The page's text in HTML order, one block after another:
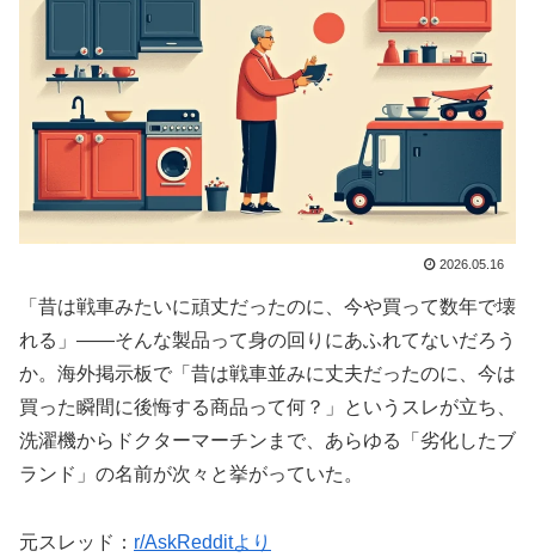
2026.05.16
「昔は戦車みたいに頑丈だったのに、今や買って数年で壊
れる」——そんな製品って身の回りにあふれてないだろう
か。海外掲示板で「昔は戦車並みに丈夫だったのに、今は
買った瞬間に後悔する商品って何？」というスレが立ち、
洗濯機からドクターマーチンまで、あらゆる「劣化したブ
ランド」の名前が次々と挙がっていた。
元スレッド： r/AskRedditより